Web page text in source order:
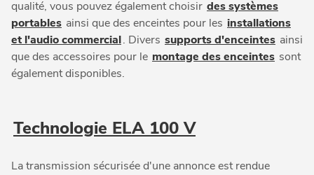
qualité, vous pouvez également choisir des systèmes
portables ainsi que des enceintes pour les installations
et l'audio commercial. Divers supports d'enceintes ainsi
que des accessoires pour le montage des enceintes sont
également disponibles.
Technologie ELA 100 V
La transmission sécurisée d'une annonce est rendue